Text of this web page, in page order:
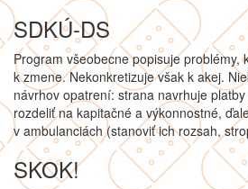
SDKÚ-DS
Program všeobecne popisuje problémy,
k zmene. Nekonkretizuje však k akej.
návrhov opatrení: strana navrhuje
rozdeliť na kapitačné a výkonnostné,
v ambulanciách (stanoviť ich rozsah,
SKOK!